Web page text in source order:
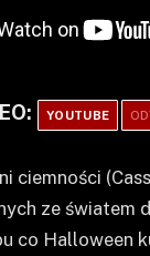
YOUTUBE
ciemności
ze światem
co Halloween